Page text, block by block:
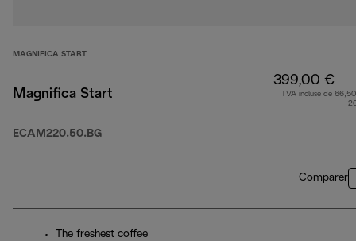
MAGNIFICA START
Magnifica Start
ECAM220.50.BG
399,00 €
TVA incluse de
Comparer
The freshest coffee